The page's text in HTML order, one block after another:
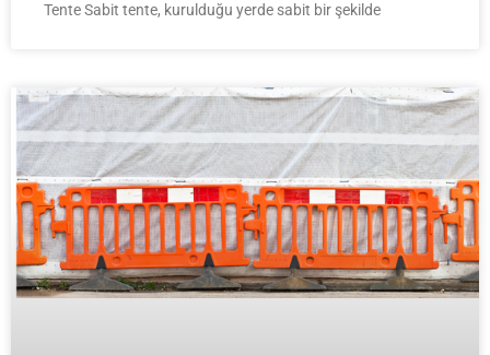
Tente Sabit tente, kurulduğu yerde sabit bir şekilde